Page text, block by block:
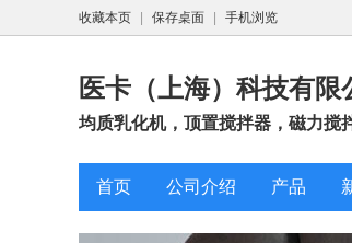
收藏本页 保存桌面 手机浏览
医卡（上海）科技有限
均质乳化机，顶置搅拌器，磁力搅
首页 公司介绍 产品